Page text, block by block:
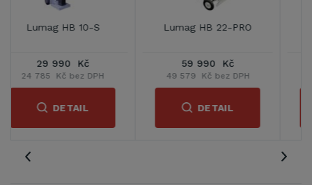
Lumag HE 16
59 990 Kč
49 579 Kč bez DPH
DETAIL
Lumag HE-16N
59 990 Kč
49 579 Kč bez DPH
DETAIL